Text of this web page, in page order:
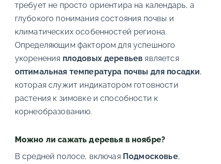
требует не просто ориентира на календарь, а
глубокого понимания состояния почвы и
климатических особенностей региона.
Определяющим фактором для успешного
укоренения плодовых деревьев является
оптимальная температура почвы для посадки,
которая служит индикатором готовности
растения к зимовке и способности к
корнеобразованию.
Можно ли сажать деревья в ноябре?
В средней полосе, включая Подмосковье,